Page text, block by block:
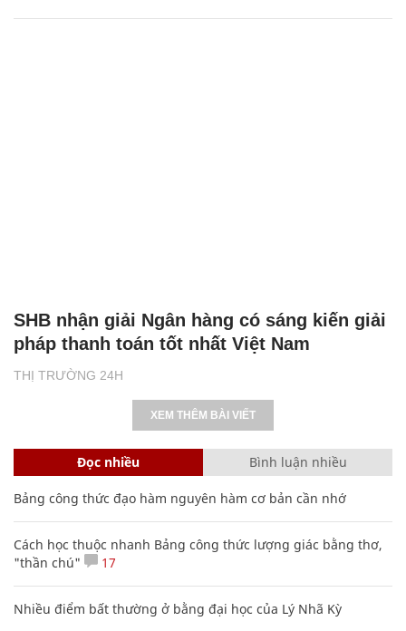
THỊ TRƯỜNG 24H
SHB nhận giải Ngân hàng có sáng kiến giải
pháp thanh toán tốt nhất Việt Nam
XEM THÊM BÀI VIẾT
Đọc nhiều Bình luận nhiều
Bảng công thức đạo hàm nguyên hàm cơ bản cần nhớ
Cách học thuộc nhanh Bảng công thức lượng giác bằng thơ,
"thần chú"
17
Nhiều điểm bất thường ở bằng đại học của Lý Nhã Kỳ